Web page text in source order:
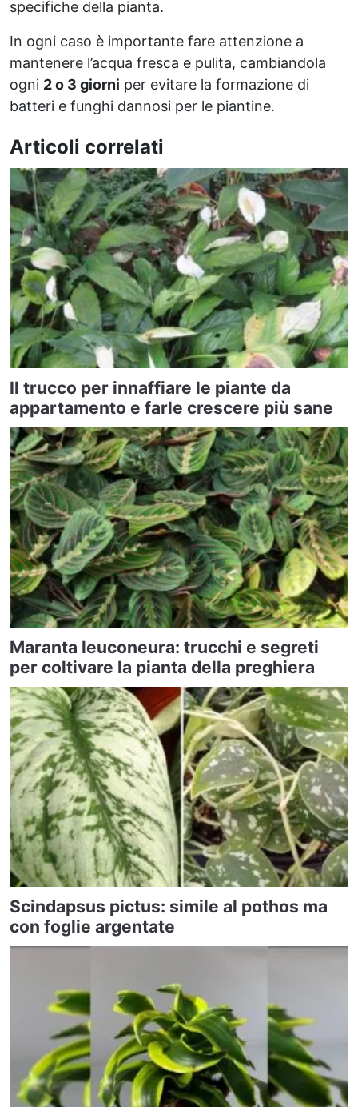
specifiche della pianta.
In ogni caso è importante fare attenzione a
mantenere l’acqua fresca e pulita, cambiandola
ogni 2 o 3 giorni per evitare la formazione di
batteri e funghi dannosi per le piantine.
Articoli correlati
Il trucco per innaffiare le piante da
appartamento e farle crescere più sane
Maranta leuconeura: trucchi e segreti
per coltivare la pianta della preghiera
Scindapsus pictus: simile al pothos ma
con foglie argentate